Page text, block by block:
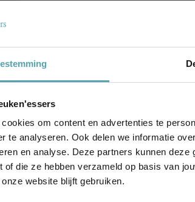
om content en advertenties te
te analyseren. Ook delen we informatie
en analyse. Deze partners kunnen
of die ze hebben verzameld op basis van
website blijft gebruiken.
en
je team.
motiveert je
die
voor je team,
vragen van medewerkers